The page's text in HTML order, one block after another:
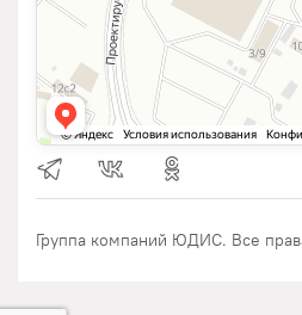
Группа компаний ЮДИС. Все